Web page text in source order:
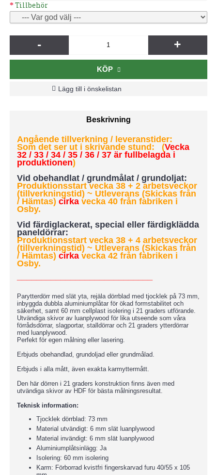
Tillbehör
- +
KÖP
Lägg till i önskelistan
Beskrivning
Angående tillverkning / leveranstider:
Som det ser ut i skrivande stund: (Vecka
32 / 33 / 34 / 35 / 36 / 37 är fullbelagda i
produktionen)
Vid obehandlat / grundmålat / grundoljat:
Produktionsstart vecka 38 + 2 arbetsveckor
(tillverkningstid) ~ Utleverans (Skickas från
/ Hämtas) cirka vecka 40 från fabriken i
Osby.
Vid färdiglackerat, special eller färdigklädda
paneldörrar:
Produktionsstart vecka 38 + 4 arbetsveckor
(tillverkningstid) ~ Utleverans (Skickas från
/ Hämtas) cirka vecka 42 från fabriken i
Osby.
Parytterdörr med slät yta, rejäla dörrblad med tjocklek på 73 mm,
inbyggda dubbla aluminiumplåtar för ökad formstabilitet och
säkerhet, samt 60 mm cellplast isolering i 21 graders utförande.
Utvändiga skivor av luanplywood för lika utseende som våra
förrådsdörrar, slagportar, stalldörrar och 21 graders ytterdörrar
med luanplywood.
Perfekt för egen målning eller lasering.
Erbjuds obehandlad, grundoljad eller grundmålad.
Erbjuds i alla mått, även exakta karmyttermått.
Den här dörren i 21 graders konstruktion finns även med
utvändiga skivor av HDF för bästa målningsresultat.
Teknisk information:
Tjocklek dörrblad: 73 mm
Material utvändigt: 6 mm slät luanplywood
Material invändigt: 6 mm slät luanplywood
Aluminiumplåtsinlägg: Ja
Isolering: 60 mm isolering
Karm: Förborrad kvistfri fingerskarvad furu 40/55 x 105